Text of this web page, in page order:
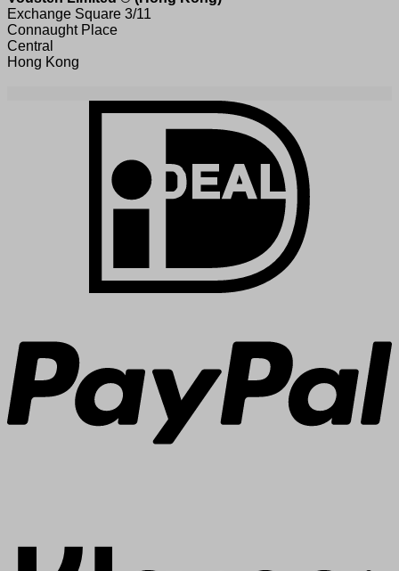
Exchange Square 3/11
Connaught Place
Central
Hong Kong